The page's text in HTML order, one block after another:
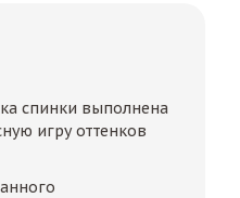
спинки выполнена
игру оттенков